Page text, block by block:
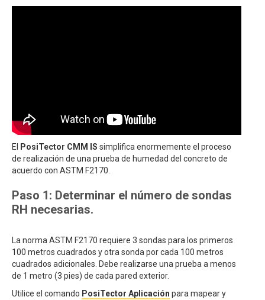
El PosiTector CMM IS simplifica enormemente el proceso
de realización de una prueba de humedad del concreto de
acuerdo con ASTM F2170.
Paso 1: Determinar el número de sondas
RH necesarias.
La norma ASTM F2170 requiere 3 sondas para los primeros
100 metros cuadrados y otra sonda por cada 100 metros
cuadrados adicionales. Debe realizarse una prueba a menos
de 1 metro (3 pies) de cada pared exterior.
Utilice el comando PosiTector Aplicación para mapear y